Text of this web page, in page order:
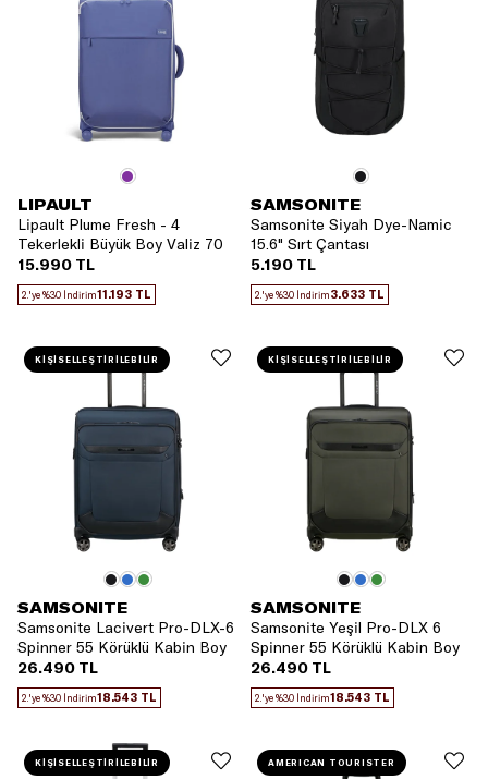
LIPAULT
Lipault Plume Fresh - 4
Tekerlekli Büyük Boy Valiz 70
cm
15.990 TL
2.'ye %30 İndirim11.193 TL
SAMSONITE
Samsonite Siyah Dye-Namic
15.6" Sırt Çantası
5.190 TL
2.'ye %30 İndirim3.633 TL
SAMSONITE
Samsonite Lacivert Pro-DLX-6
Spinner 55 Körüklü Kabin Boy
Valiz
26.490 TL
2.'ye %30 İndirim18.543 TL
KİŞİSELLEŞTİRİLEBİLİR
SAMSONITE
Samsonite Yeşil Pro-DLX 6
Spinner 55 Körüklü Kabin Boy
Valiz
26.490 TL
2.'ye %30 İndirim18.543 TL
KİŞİSELLEŞTİRİLEBİLİR
KİŞİSELLEŞTİRİLEBİLİR AMERICAN TOURISTER